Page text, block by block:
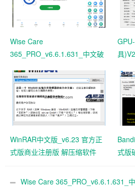
Wise Care
365_PRO_v6.6.1.631_中文破
具
WinRAR中文版_v6.23 官方正
式版商业注册版 解压缩软件
式版
Wise Care 365_PRO_v6.6.1.631_